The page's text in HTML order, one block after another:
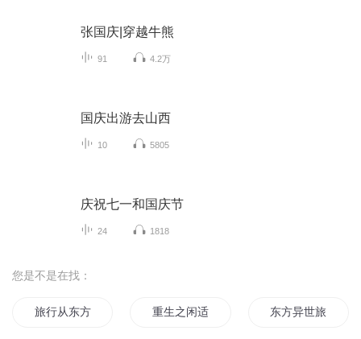
张国庆|穿越牛熊
91 4.2万
国庆出游去山西
10 5805
庆祝七一和国庆节
24 1818
您是不是在找：
旅行从东方开始 重生之闲适人生 东方异世旅